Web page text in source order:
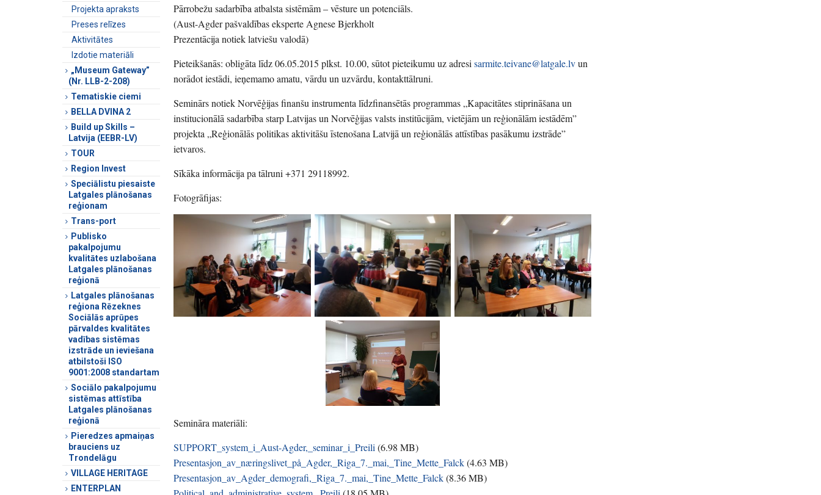
Pārrobežu sadarbība atbalsta sistēmām – vēsture un potenciāls.
(Aust-Agder pašvaldības eksperte Agnese Bjerkholt
Prezentācija notiek latviešu valodā)
Pieteikšanās: obligāta līdz 06.05.2015 plkst. 10.00, sūtot pieteikumu uz adresisarmite.teivane@latgale.lvun
norādot iestādi, ieņemamo amatu, vārdu un uzvārdu, kontakttālruni.
Seminārs notiek Norvēģijas finanšu instrumenta līdzfinansētās programmas „Kapacitātes stiprināšana un
institucionālā sadarbība starp Latvijas un Norvēģijas valsts institūcijām, vietējām un reģionālām iestādēm”
projekta „Reģionālās politikas aktivitāšu īstenošana Latvijā un reģionālās attīstības pasākumu izstrāde”
ietvaros.
Sīkāka informācija pa tālruni +371 29118992.
Fotogrāfijas:
Semināra materiāli:
SUPPORT_system_i_Aust-Agder,_seminar_i_Preili (6.98 MB)
Presentasjon_av_næringslivet_på_Agder,_Riga_7._mai,_Tine_Mette_Falck(4.63 MB)
Presentasjon_av_Agder_demografi,_Riga_7._mai,_Tine_Mette_Falck(8.36 MB)
Projekta apraksts
Preses relīzes
Aktivitātes
Izdotie materiāli
„Museum Gateway”
(Nr. LLB-2-208)
Tematiskie ciemi
BELLA DVINA 2
Build up Skills –
Latvija (EEBR-LV)
TOUR
Region Invest
Speciālistu piesaiste
Latgales plānošanas
reģionam
Trans-port
Publisko
pakalpojumu
kvalitātes uzlabošana
Latgales plānošanas
reģionā
Latgales plānošanas
reģiona Rēzeknes
Sociālās aprūpes
pārvaldes kvalitātes
vadības sistēmas
izstrāde un ieviešana
atbilstoši ISO
9001:2008 standartam
Sociālo pakalpojumu
sistēmas attīstība
Latgales plānošanas
reģionā
Pieredzes apmaiņas
brauciens uz
Trondelāgu
VILLAGE HERITAGE
ENTERPLAN